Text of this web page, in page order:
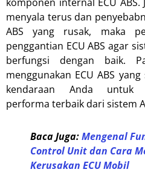
menyala terus dan
ABS yang rusak, maka
penggantian ECU ABS agar
berfungsi dengan baik.
menggunakan ECU ABS
kendaraan Anda untuk
performa terbaik dari sistem
Baca Juga:Mengenal
Control Unit dan Cara
Kerusakan ECU Mobil